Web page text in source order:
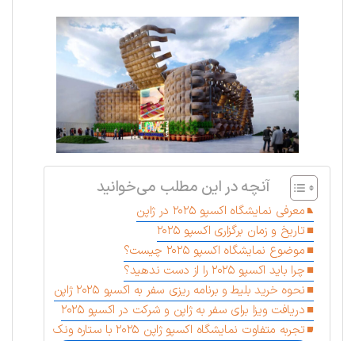
آنچه در این مطلب می‌خوانید
معرفی نمایشگاه اکسپو ۲۰۲۵ در ژاپن
تاریخ و زمان برگزاری اکسپو ۲۰۲۵
موضوع نمایشگاه اکسپو ۲۰۲۵ چیست؟
چرا باید اکسپو ۲۰۲۵ را از دست ندهید؟
نحوه خرید بلیط و برنامه ریزی سفر به اکسپو ۲۰۲۵ ژاپن
دریافت ویزا برای سفر به ژاپن و شرکت در اکسپو ۲۰۲۵
تجربه متفاوت نمایشگاه اکسپو ژاپن ۲۰۲۵ با ستاره ونک